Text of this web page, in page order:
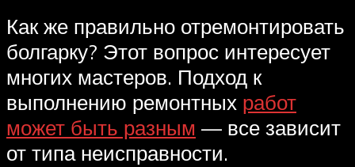
Как же правильно отремонтировать
болгарку? Этот вопрос интересует
многих мастеров. Подход к
выполнению ремонтных работ
может быть разным — все зависит
от типа неисправности.